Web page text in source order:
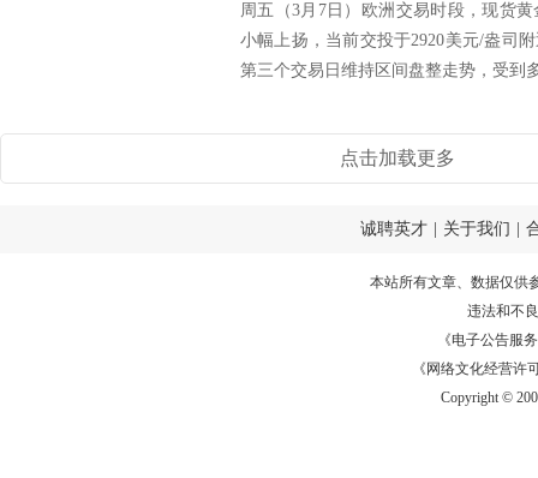
周五（3月7日）欧洲交易时段，现货
小幅上扬，当前交投于2920美元/盎司
第三个交易日维持区间盘整走势，受到
点击加载更多
诚聘英才 关于我们
本站所有文章、数据仅供
违法和不
《电子公告服务
《网络文化经营许
Copyright ©